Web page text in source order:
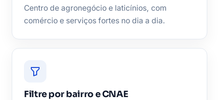
Centro de agronegócio e laticínios, com
comércio e serviços fortes no dia a dia.
Filtre por bairro e CNAE